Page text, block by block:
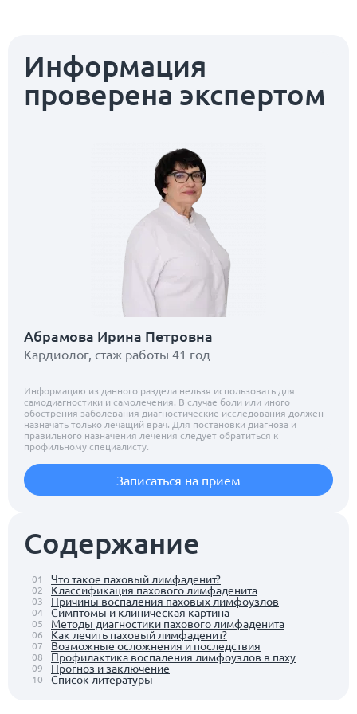
Содержание
01 Что такое паховый лимфаденит?
02 Классификация пахового лимфаденита
03 Причины воспаления паховых лимфоузлов
04 Симптомы и клиническая картина
05 Методы диагностики пахового лимфаденита
06 Как лечить паховый лимфаденит?
07 Возможные осложнения и последствия
08 Профилактика воспаления лимфоузлов в паху
09 Прогноз и заключение
10 Список литературы
Информация
проверена экспертом
Абрамова Ирина Петровна
Кардиолог, стаж работы 41 год
Информацию из данного раздела нельзя использовать для
самодиагностики и самолечения. В случае боли или иного
обострения заболевания диагностические исследования должен
назначать только лечащий врач. Для постановки диагноза и
правильного назначения лечения следует обратиться к
профильному специалисту.
Записаться на прием